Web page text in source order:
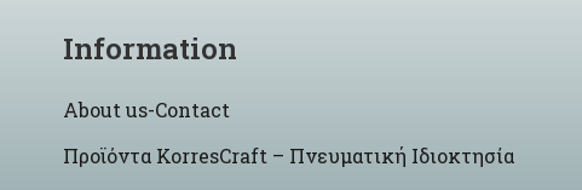
Information
About us-Contact
Προϊόντα KorresCraft – Πνευματική Ιδιοκτησία